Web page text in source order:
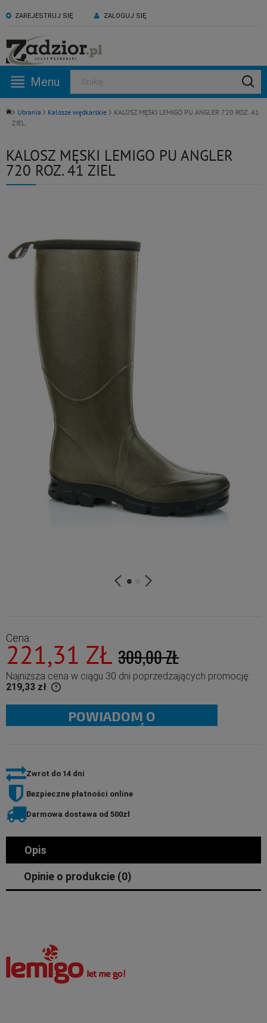
ZAREJESTRUJ SIĘ ZALOGUJ SIĘ
KONTAKT:
530 582 918
Pn -Pt: 09:00 - 17:00
ZAPRASZAMY NA NASZ
Menu Szukaj
Ubrania Kalosze wędkarskie
KALOSZ MĘSKI LEMIGO PU ANGLER 720 ROZ. 41
ZIEL
KALOSZ MĘSKI LEMIGO PU ANGLER
720 ROZ. 41 ZIEL
Cena:
221,31 ZŁ 309,00 ZŁ
Najniższa cena w ciągu 30 dni poprzedzających promocję:
219,33 zł
went on
POWIADOM O
DOSTĘPNOŚCI
Zwrot do 14 dni
Bezpieczne płatności online
Darmowa dostawa od 500zł
Opis
Opinie o produkcie (0)